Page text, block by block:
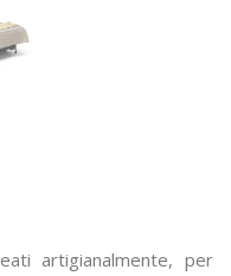
artigianalmente, per